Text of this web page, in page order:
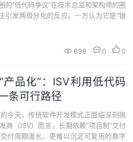
的“低代码争议”在技术总监和架构师的圈
引发两极分化的反应。一方认为它是“银
，上核心系统就是自找麻烦。常见的质疑
：“拖拉拽出来的玩意，能扛住高并发
698 0 0
产品化”：ISV利用低代码
条可行路径
今天，传统软件开发模式正面临深刻挑
商（ISV）而言，长期依赖“项目制”交付
付周期漫长，更难以沉淀可复用的数字